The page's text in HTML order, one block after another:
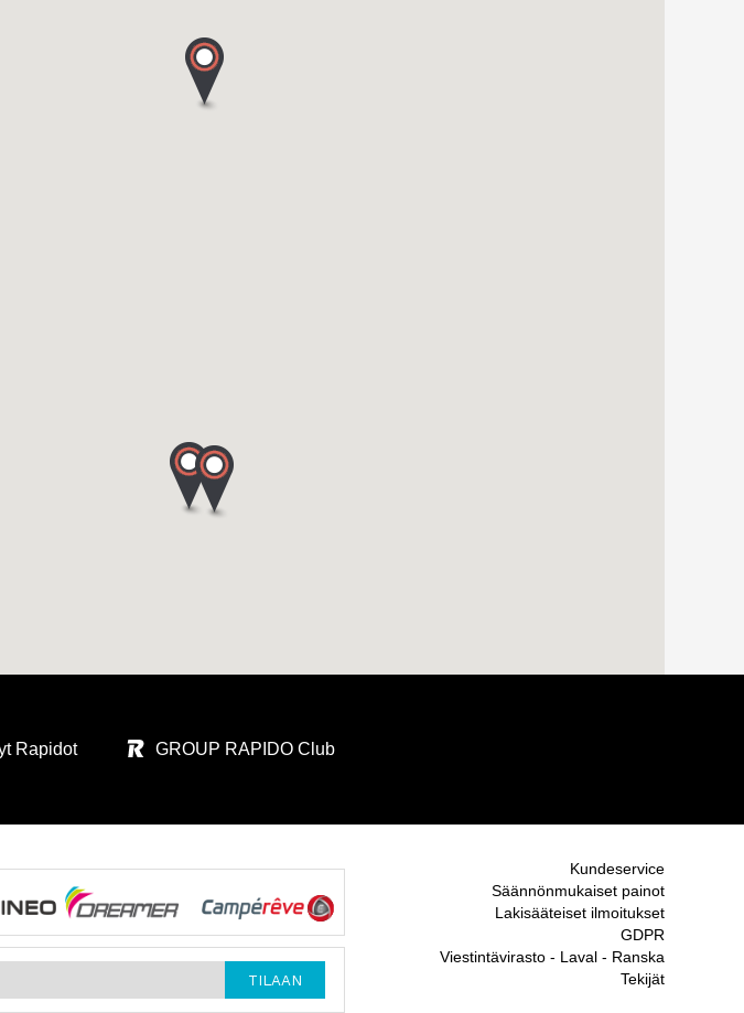
Rapidot GROUP RAPIDO Club
Kundeservice
Säännönmukaiset painot
Lakisääteiset ilmoitukset
GDPR
Viestintävirasto - Laval - Ranska
Tekijät